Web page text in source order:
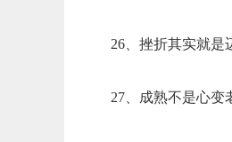
26、挫折其实就是
27、成熟不是心变